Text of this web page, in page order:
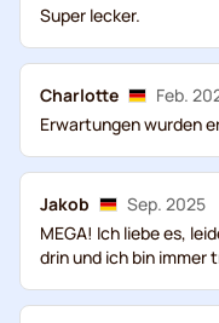
Super lecker.
Charlotte
Feb.
Erwartungen wurden
Jakob
Sep. 2025
MEGA! Ich liebe es,
drin und ich bin immer